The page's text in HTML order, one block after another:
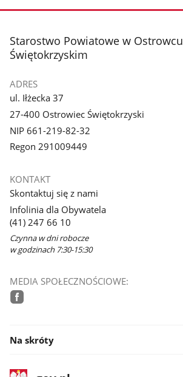
zdjęcie
galerii.
zdjęcie
galerii.
stopka
Starostwo Powiatowe w Ostrowcu
Świętokrzyskim
ADRES
ul. Iłżecka 37
27-400 Ostrowiec Świętokrzyski
NIP 661-219-82-32
Regon 291009449
KONTAKT
Skontaktuj się z nami
Infolinia dla Obywatela
(41) 247 66 10
Czynna w dni robocze
w godzinach 7:30-15:30
MEDIA SPOŁECZNOŚCIOWE:
Na skróty
stopka